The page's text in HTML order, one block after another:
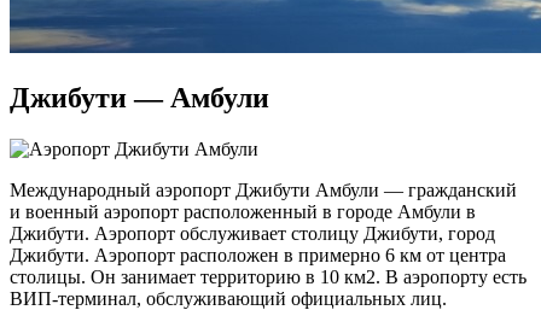
Джибути — Амбули
Международный аэропорт Джибути Амбули — гражданский
и военный аэропорт расположенный в городе Амбули в
Джибути. Аэропорт обслуживает столицу Джибути, город
Джибути. Аэропорт расположен в примерно 6 км от центра
столицы. Он занимает территорию в 10 км2. В аэропорту есть
ВИП-терминал, обслуживающий официальных лиц.